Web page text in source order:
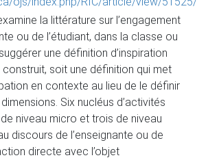
la littérature sur l’engagement
ou de l’étudiant, dans la classe ou
une définition d’inspiration
soit une définition qui met
en contexte au lieu de le définir
Six nucléus d’activités
niveau micro et trois de niveau
discours de l’enseignante ou de
directe avec l’objet